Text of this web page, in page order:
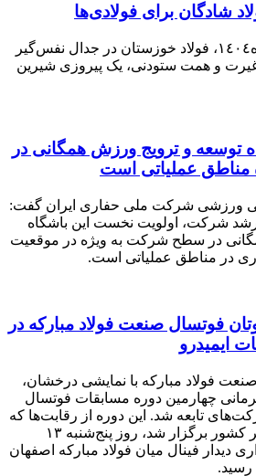
شادگان برای فولادی‌ها
جمعه شب۲۸ شهریور ماه١٤٠٤، فولاد خوزستان در جدال نفس‌گیر
غیرت و همت ستودنی، یک پیروزی شیرین
توسعه و ترویج ورزش همگانی در
عملیاتی است
ورزشی شرکت ملی حفاری ایران گفت:
ارشد شرکت، اولویت نخست این باشگاه
در سطح شرکت به ویژه در موقعیت
در مناطق عملیاتی است.
فوتسال صنعت فولاد مبارکه در
ایمیدرو
فولاد مبارکه با نمایشی درخشان،
چهارمین دوره مسابقات فوتسال
تابعه شد. این دوره از رقابت‌ها که
با حضور ۱۸ تیم از سراسر کشور برگزار شد، روز پنج‌شنبه ۱۳
۱۴۰۴ با برگزاری دیدار فینال میان فولاد مبارکه اصفهان
رسید.